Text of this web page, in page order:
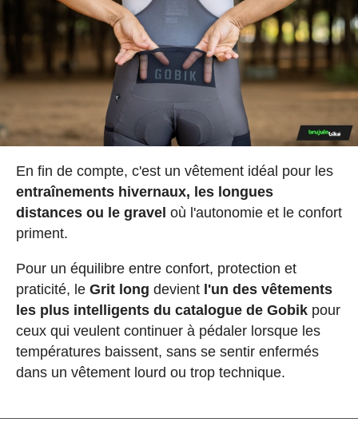
En fin de compte, c'est un vêtement idéal pour les
entraînements hivernaux, les longues
distances ou le gravel où l'autonomie et le confort
priment.
Pour un équilibre entre confort, protection et
praticité, le Grit long devient l'un des vêtements
les plus intelligents du catalogue de Gobikpour
ceux qui veulent continuer à pédaler lorsque les
températures baissent, sans se sentir enfermés
dans un vêtement lourd ou trop technique.